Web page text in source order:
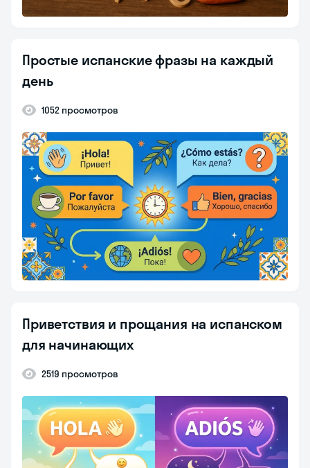
Простые испанские фразы на каждый
день
1052 просмотров
Приветствия и прощания на испанском
для начинающих
2519 просмотров